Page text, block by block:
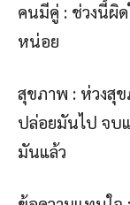
คนมีคู่ : ช่วงนี้ผิ
หน่อย
สุขภาพ : ห่วงสุข
ปล่อยมันไป จบ
มันแล้ว